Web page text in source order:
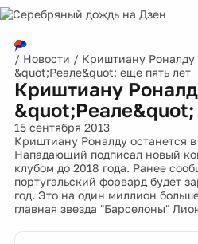
/ Новости / Криштиану Роналду
&quot;Реале&quot; еще пять лет
Криштиану
&quot;Реале&quot;
15 сентября 2013
Криштиану Роналду останется
Нападающий подписал новый
клубом до 2018 года. Ранее
португальский форвард будет
год. Это на один миллион
главная звезда "Барселоны"